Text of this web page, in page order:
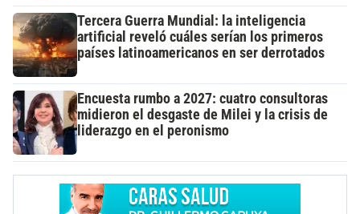
Tercera Guerra Mundial: la inteligencia
artificial reveló cuáles serían los primeros
países latinoamericanos en ser derrotados
Encuesta rumbo a 2027: cuatro consultoras
midieron el desgaste de Milei y la crisis de
liderazgo en el peronismo